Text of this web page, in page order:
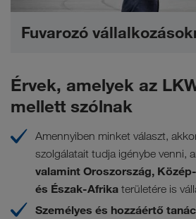
Fuvarozó
Érvek, amelyek az
mellett szólnak
Amennyiben minket választ,
szolgálatait tudja igénybe venni,
valamint Oroszország,
és Észak-Afrika területére is
Személyes és hozzáértő